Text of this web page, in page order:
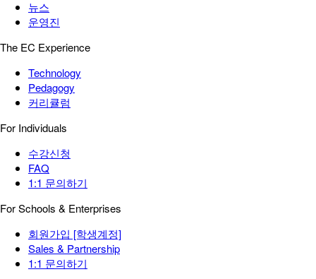
뉴스
운영진
The EC Experience
Technology
Pedagogy
커리큘럼
For Individuals
수강신청
FAQ
1:1 문의하기
For Schools & Enterprises
회원가입 [학생계정]
Sales & Partnership
1:1 문의하기